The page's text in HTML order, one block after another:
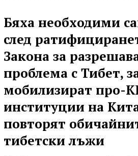
Бяха необходими
след
Закона за
проблема с Тибет,
мобилизират про-
институции на
повторят
тибетски лъжи